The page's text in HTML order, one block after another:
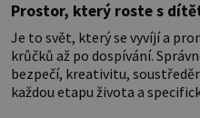
Prostor, který roste s
Je to svět, který se vyvíjí a
krůčků až po dospívání.
bezpečí, kreativitu,
každou etapu života a